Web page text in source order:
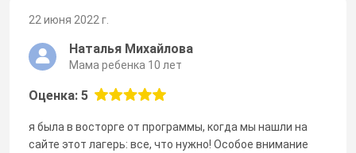
22 июня 2022 г.
Наталья Михайлова
Мама ребенка 10 лет
Оценка: 5
я была в восторге от программы, когда мы нашли на
сайте этот лагерь: все, что нужно! Особое внимание